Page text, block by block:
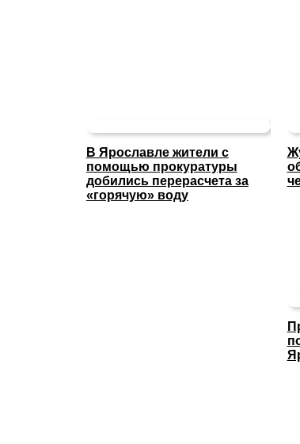
В Ярославле жители с
помощью прокуратуры
добились перерасчета за
«горячую» воду